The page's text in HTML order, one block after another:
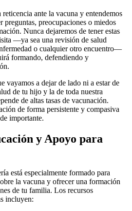
ante la vacuna y entendemos
preguntas, preocupaciones o miedos
Nunca dejaremos de tener estas
—ya sea una revisión de salud
o cualquier otro encuentro—
formando, defendiendo y
vayamos a dejar de lado ni a estar de
de tu hijo y la de toda nuestra
de altas tasas de vacunación.
de forma persistente y compasiva
importante.
y Apoyo para
está especialmente formado para
la vacuna y ofrecer una formación
de tu familia. Los recursos
incluyen: